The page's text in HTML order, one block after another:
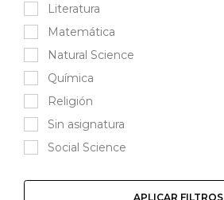
Literatura
Matemática
Natural Science
Química
Religión
Sin asignatura
Social Science
APLICAR FILTROS